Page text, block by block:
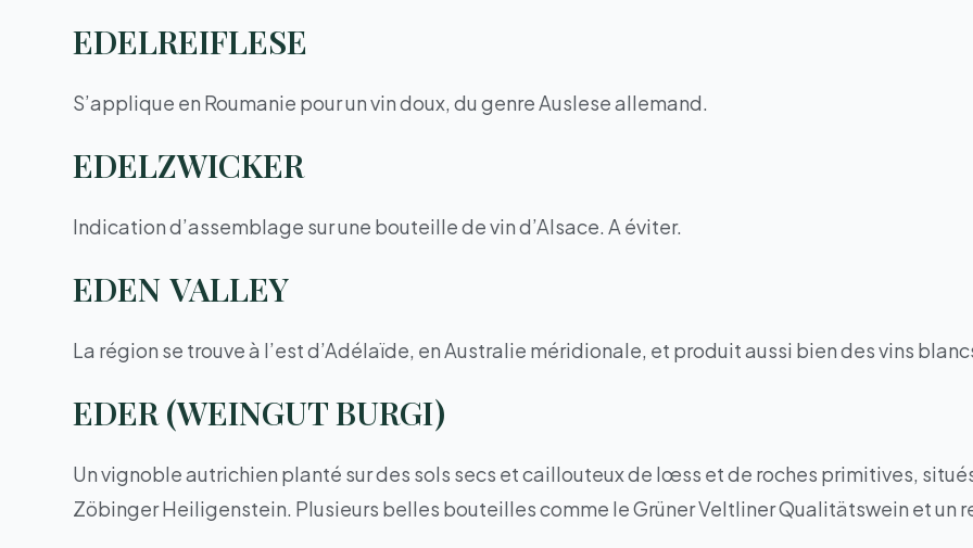
EDELREIFLESE
S’applique en Roumanie pour un vin doux, du genre Auslese allemand.
EDELZWICKER
Indication d’assemblage sur une bouteille de vin d’Alsace. A éviter.
EDEN VALLEY
La région se trouve à l’est d’Adélaïde, en Australie méridionale, et produit aussi bien des vins
EDER (WEINGUT BURGI)
Un vignoble autrichien planté sur des sols secs et caillouteux de lœss et de roches primitives,
Zöbinger Heiligenstein. Plusieurs belles bouteilles comme le Grüner Veltliner Qualitätswein et un